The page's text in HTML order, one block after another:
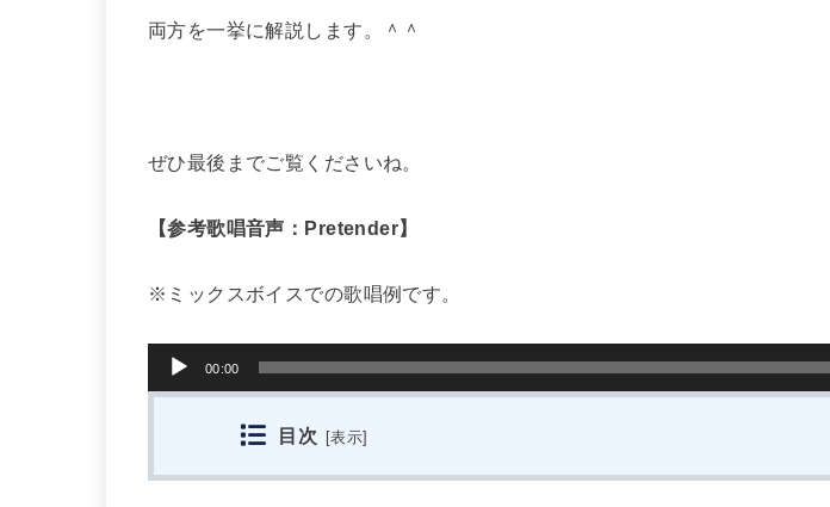
両方を一挙に解説します。＾＾
ぜひ最後までご覧くださいね。
【参考歌唱音声：Pretender】
※ミックスボイスでの歌唱例です。
声
レ
00:00
目次 [表示]